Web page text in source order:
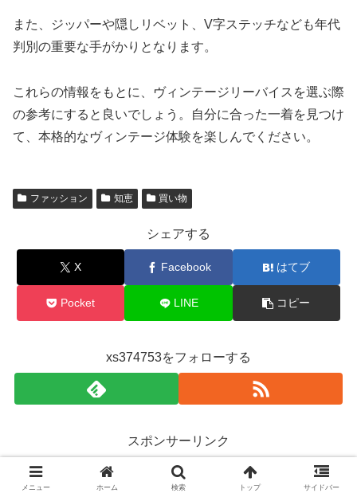
また、ジッパーや隠しリベット、V字ステッチなども年代
判別の重要な手がかりとなります。
これらの情報をもとに、ヴィンテージリーバイスを選ぶ際
の参考にすると良いでしょう。自分に合った一着を見つけ
て、本格的なヴィンテージ体験を楽しんでください。
ファッション 知恵 買い物
シェアする
X Facebook はてブ
Pocket LINE コピー
xs374753をフォローする
スポンサーリンク
メニュー ホーム 検索 トップ サイドバー